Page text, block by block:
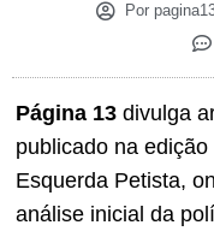
Por
Página 13 divulga
publicado na
Esquerda Petista,
análise inicial da